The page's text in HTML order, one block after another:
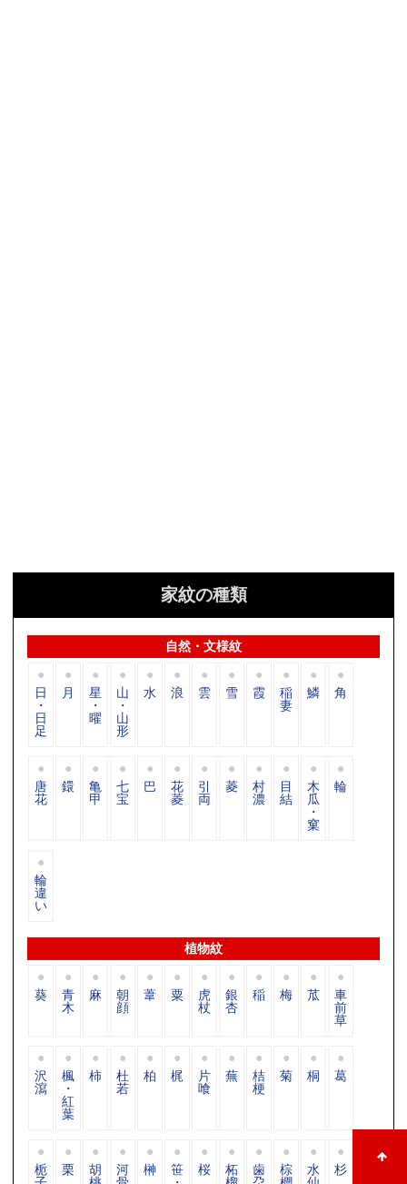
家紋の種類
自然・文様紋
日
・
日
足
月 星
・
曜
山
・
山
形
水 浪 雲 雪 霞 稲
妻
鱗 角
唐
花
鐶 亀
甲
七
宝
巴 花
菱
引
両
菱 村
濃
目
結
木
瓜
・
窠
輪
輪
違
い
植物紋
葵 青
木
麻 朝
顔
葦 粟 虎
杖
銀
杏
稲 梅 苽 車
前
草
沢
瀉
楓
・
紅
葉
柿 杜
若
柏 梶 片
喰
蕪 桔
梗
菊 桐 葛
栀 栗 胡 河 榊 笹 桜 柘 歯 棕 水 杉